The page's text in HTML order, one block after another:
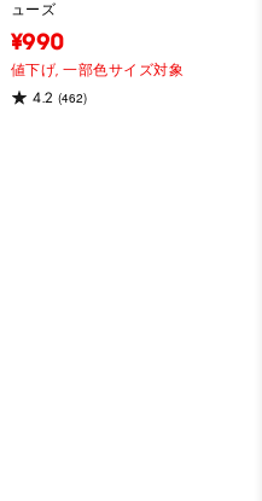
ューズ
¥990
値下げ,一部色サイズ対象
4.2 (462)